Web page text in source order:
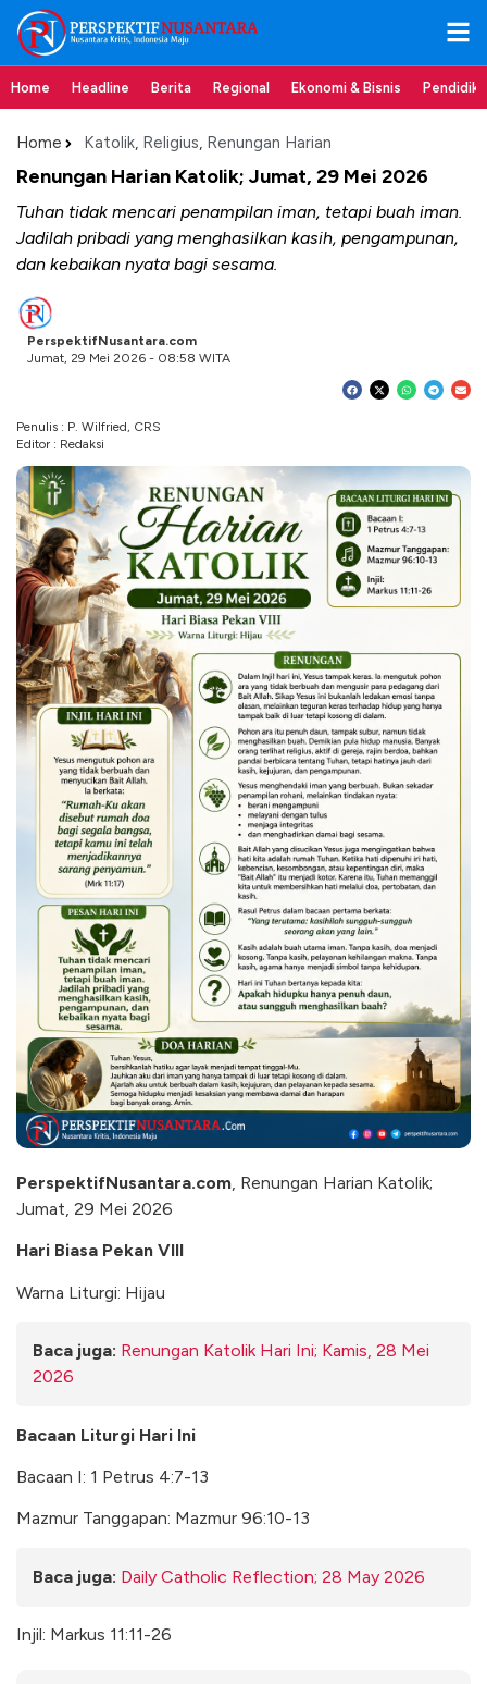
Home Headline Berita Regional Ekonomi & Bisnis
Home Katolik, Religius, Renungan Harian
Renungan Harian Katolik; Jumat, 29 Mei 2026
Tuhan tidak mencari penampilan iman, tetapi buah iman.
Jadilah pribadi yang menghasilkan kasih, pengampunan,
dan kebaikan nyata bagi sesama.
PerspektifNusantara.com
Jumat, 29 Mei 2026 - 08:58 WITA
Penulis : P. Wilfried, CRS
Editor : Redaksi
PerspektifNusantara.com, Renungan Harian Katolik;
Jumat, 29 Mei 2026
Hari Biasa Pekan VIII
Warna Liturgi: Hijau
Baca juga: Renungan Katolik Hari Ini; Kamis, 28 Mei
2026
Bacaan Liturgi Hari Ini
Bacaan I: 1 Petrus 4:7-13
Mazmur Tanggapan: Mazmur 96:10-13
Baca juga: Daily Catholic Reflection; 28 May 2026
Injil: Markus 11:11-26